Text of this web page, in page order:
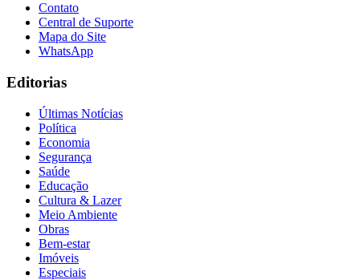
Contato
Central de Suporte
Mapa do Site
WhatsApp
Editorias
Últimas Notícias
Política
Economia
Segurança
Saúde
Educação
Cultura & Lazer
Meio Ambiente
Obras
Bem-estar
Imóveis
Especiais